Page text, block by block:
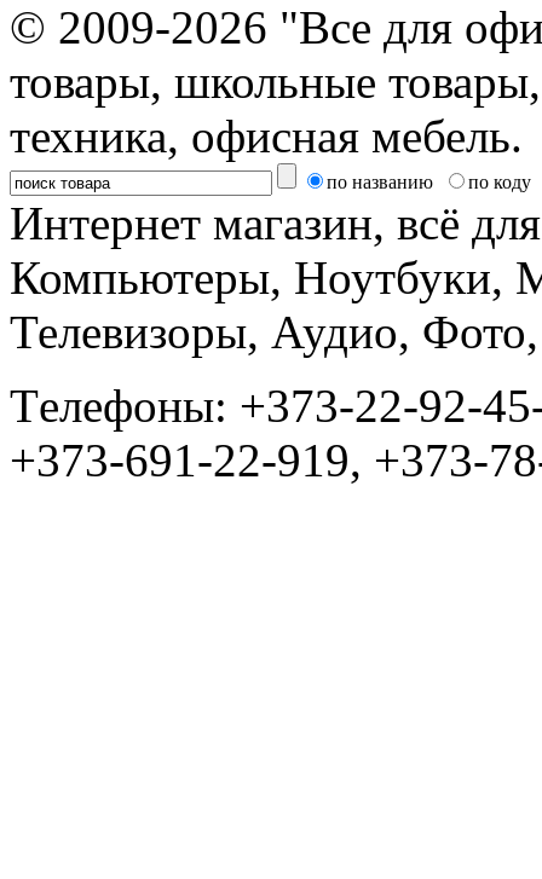
© 2009-2026 "Все для
товары, школьные
техника, офисная мебель.
по названию по коду
Интернет магазин, всё
Компьютеры, Ноутбуки,
Телевизоры, Аудио,
Tелефоны: +373-22-92-
+373-691-22-919, +373-